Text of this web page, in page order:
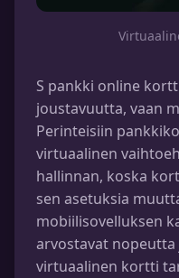
S pankki online
joustavuutta, vaan
Perinteisiin
virtuaalinen
hallinnan, koska
sen asetuksia
mobiilisovelluksen
arvostavat
virtuaalinen kortti